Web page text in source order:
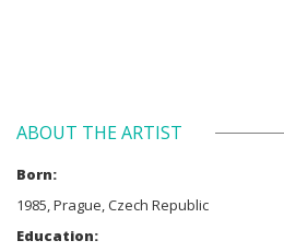
ABOUT THE ARTIST
Born:
1985, Prague, Czech Republic
Education: